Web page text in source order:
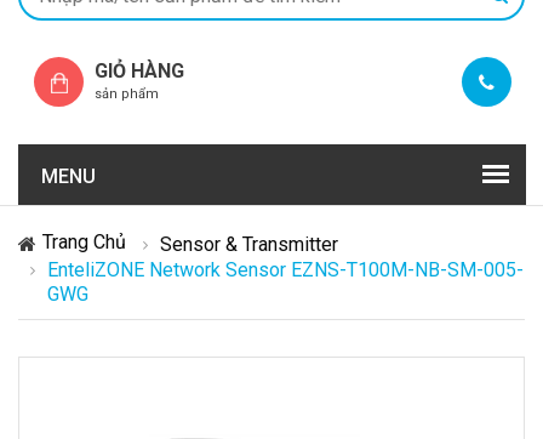
GIỎ HÀNG
sản phẩm
MENU
Trang Chủ
Sensor & Transmitter
EnteliZONE Network Sensor EZNS-T100M-NB-SM-005-
GWG